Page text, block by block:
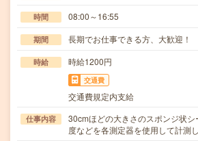
時間 08:00～16:55
期間 長期でお仕事できる方、大歓迎！
時給 時給1200円
交通費
交通費規定内支給
仕事内容
30cmほどの大きさのスポンジ状
度などを各測定器を使用して計測